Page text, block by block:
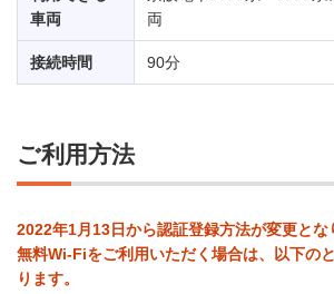
車両
両
接続時間 90分
ご利用方法
2022年1月13日から認証登録方法が変更とな
無料Wi-Fiをご利用いただく場合は、以下の
ります。